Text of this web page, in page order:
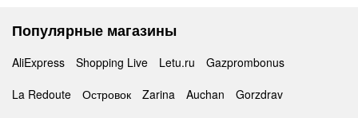
Популярные магазины
AliExpress Shopping Live Letu.ru
Gazprombonus
La Redoute
Островок Zarina Auchan Gorzdrav